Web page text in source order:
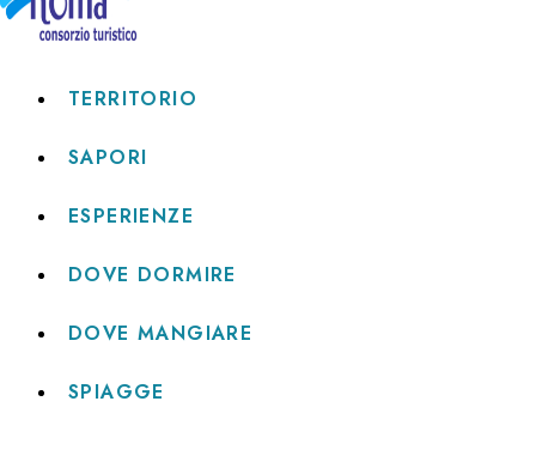
TERRITORIO
SAPORI
ESPERIENZE
DOVE DORMIRE
DOVE MANGIARE
SPIAGGE